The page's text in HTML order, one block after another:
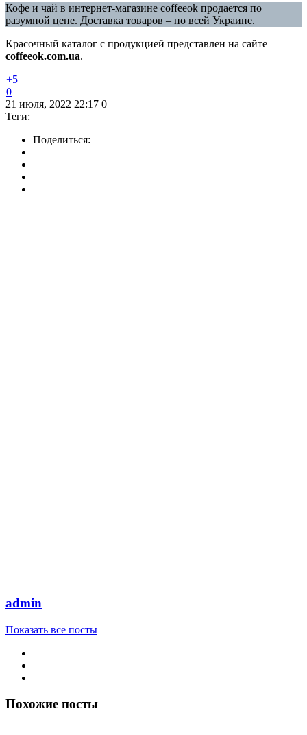
Кофе и чай в интернет-магазине coffeeok продается по
разумной цене. Доставка товаров – по всей Украине.
Красочный каталог с продукцией представлен на сайте
coffeeok.com.ua.
+5
0
21 июля, 2022 22:17 0
Теги:
Поделиться:
admin
Показать все посты
Похожие посты